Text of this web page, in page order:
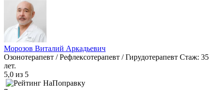
Морозов Виталий Аркадьевич
Озонотерапевт / Рефлексотерапевт / Гирудотерапевт Стаж: 35
лет.
5,0 из 5